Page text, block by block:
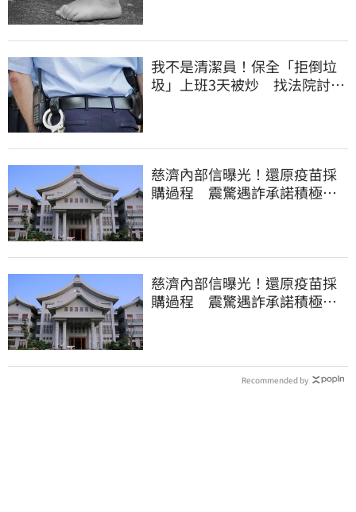
我不是清潔員！保全「拒倒垃
圾」上班3天被炒 找法院討公
慈濟內部信曝光！還原疫苗採
購過程 震驚遇詐承諾積極追
慈濟內部信曝光！還原疫苗採
購過程 震驚遇詐承諾積極追
Recommended by